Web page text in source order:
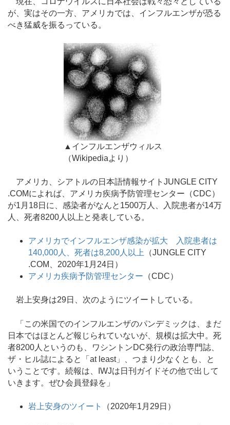
が、実はその一方、アメリカでは、インフルエンザが恐る
べき猛威を振るっている。
▲インフルエンザウィルス
（Wikipediaより）
アメリカ、シアトルの日本語情報サイトJUNGLE CITY
.COMによれば、アメリカ疾病予防管理センター（CDC）
が1月18日に、感染者がなんと1500万人、入院患者が14万
人、死者8200人以上と発表している。
アメリカでインフルエンザ感染が拡大 入院患者は
140,000人、死者は8,200人以上
（JUNGLE CITY
.COM、2020年1月24日）
アメリカ疾病予防管理センター （CDC）
岩上安身は29日、次のようにツイートしている。
「この米国でのインフルエンザのパンデミックは、まだ
日本ではほとんど報じられていないが、規模は拡大中。死
者8200人というのも、ワシントンDC発行の政治専門誌、
ザ・ヒル誌によると「at least」、つまり少なくとも、と
いうことです。続報は、IWJは日刊ガイドその他で出して
いきます。ぜひ会員登録を」
岩上安身のツイート （2020年1月29日）